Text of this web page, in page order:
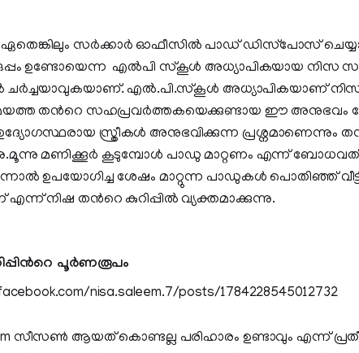
ഏതെങ്കിലും സര്‍ക്കാര്‍ ഓഫീസില്‍ പാഡ് ഡിസ്‌പോസ്
ഉണ്ടോയെന്ന എല്‍പി സ്‌കൂള്‍ അധ്യാപികയായ നിസ
എല്‍.പി.സ്‌കൂള്‍ അധ്യാപികയാണ് നിസ
തന്‍റെ സഹപ്രവർത്തകയെക്കുണ്ടായ ഈ അനുഭവം
സ്ത്രീകൾ അനുഭവിക്കുന്ന പ്രശ്നമാണെന്നും
മണിക്കൂര്‍ കൂടുമ്പോള്‍ പാഡു മാറ്റണം എന്ന്
ഉപയോഗിച്ച ശേഷം മാറ്റുന്ന പാഡുകള്‍ പൊതിഞ്ഞ്
നിഷ തന്‍റെ കുറിപ്പില്‍ വ്യക്തമാക്കുന്നു.
പൂര്‍ണരൂപം
nisa.saleem.7/posts/1784228545012732
സീസണ്‍ ആയത് കൊണ്ടല്ല പരിഹാരം ഉണ്ടാവും എന്ന്